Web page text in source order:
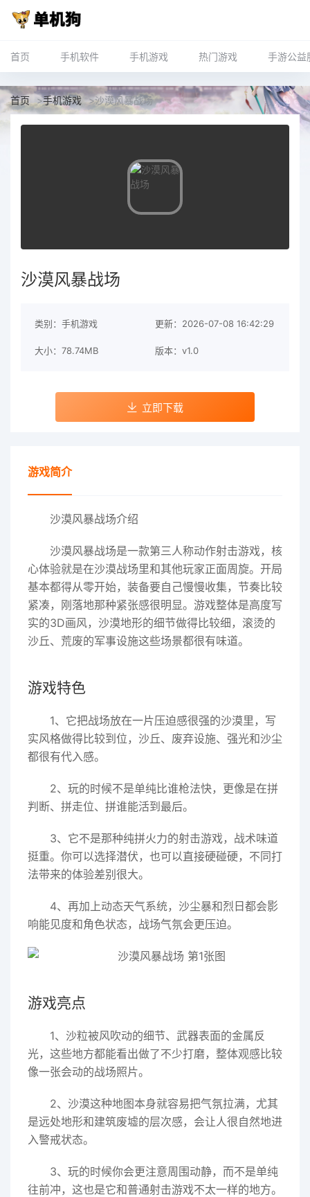
首页 手机软件 手机游戏 热门游戏 手游公益
首页 >手机游戏 >沙漠风暴战场
沙漠风暴战场
类别：手机游戏 更新：2026-07-08 16:42:29
大小：78.74MB 版本：v1.0
立即下载
游戏简介
沙漠风暴战场介绍
沙漠风暴战场是一款第三人称动作射击游戏，核
心体验就是在沙漠战场里和其他玩家正面周旋。开局
基本都得从零开始，装备要自己慢慢收集，节奏比较
紧凑，刚落地那种紧张感很明显。游戏整体是高度写
实的3D画风，沙漠地形的细节做得比较细，滚烫的
沙丘、荒废的军事设施这些场景都很有味道。
游戏特色
1、它把战场放在一片压迫感很强的沙漠里，写
实风格做得比较到位，沙丘、废弃设施、强光和沙尘
都很有代入感。
2、玩的时候不是单纯比谁枪法快，更像是在拼
判断、拼走位、拼谁能活到最后。
3、它不是那种纯拼火力的射击游戏，战术味道
挺重。你可以选择潜伏，也可以直接硬碰硬，不同打
法带来的体验差别很大。
4、再加上动态天气系统，沙尘暴和烈日都会影
响能见度和角色状态，战场气氛会更压迫。
游戏亮点
1、沙粒被风吹动的细节、武器表面的金属反
光，这些地方都能看出做了不少打磨，整体观感比较
像一张会动的战场照片。
2、沙漠这种地图本身就容易把气氛拉满，尤其
是远处地形和建筑废墟的层次感，会让人很自然地进
入警戒状态。
3、玩的时候你会更注意周围动静，而不是单纯
往前冲，这也是它和普通射击游戏不太一样的地方。